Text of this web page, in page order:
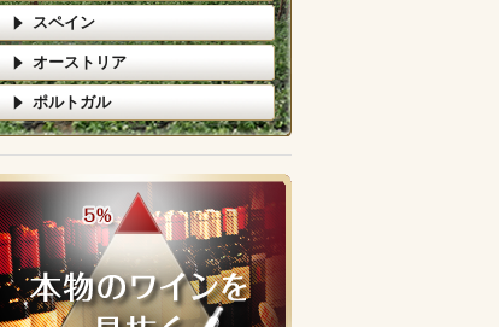
スペイン
オーストリア
ポルトガル